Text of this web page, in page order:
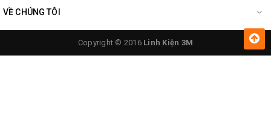
VỀ CHÚNG TÔI
Copyright © 2016 Linh Kiện 3M